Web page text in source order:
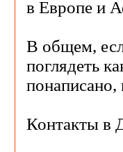
в Европе и
В общем,
поглядеть
понаписано,
Контакты в